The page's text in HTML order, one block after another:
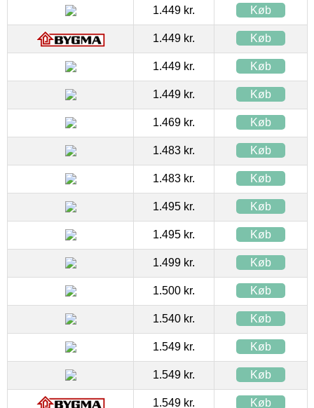
1.449 kr. Køb
1.449 kr. Køb
1.449 kr. Køb
1.449 kr. Køb
1.469 kr. Køb
1.483 kr. Køb
1.483 kr. Køb
1.495 kr. Køb
1.495 kr. Køb
1.499 kr. Køb
1.500 kr. Køb
1.540 kr. Køb
1.549 kr. Køb
1.549 kr. Køb
1.549 kr. Køb